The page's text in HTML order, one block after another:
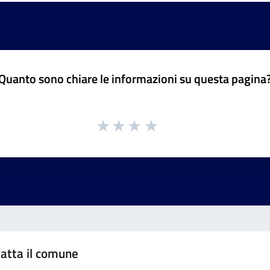
sono chiare le informazioni su questa
il comune